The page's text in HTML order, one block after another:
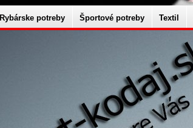
Rybárske potreby Športové potreby Textil